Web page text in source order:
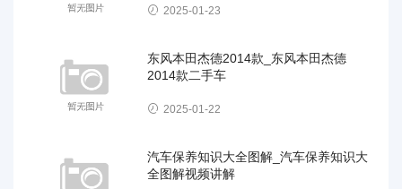
2025-01-23
东风本田杰德2014款_东风本田杰德
2014款二手车
2025-01-22
汽车保养知识大全图解_汽车保养知识大
全图解视频讲解